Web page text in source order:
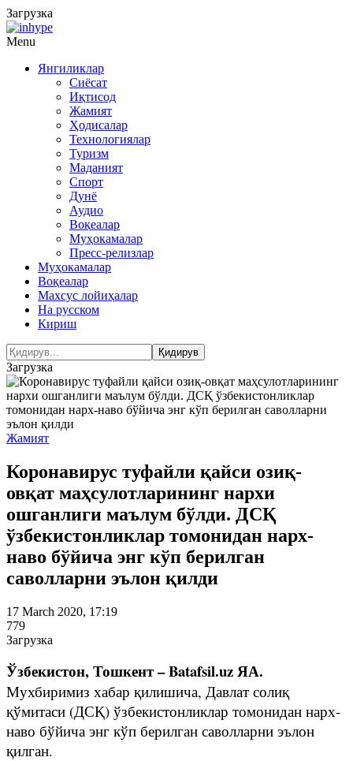
Загрузка
Menu
Янгиликлар
Сиёсат
Иқтисод
Жамият
Ҳодисалар
Технологиялар
Туризм
Маданият
Спорт
Дунё
Аудио
Воқеалар
Муҳокамалар
Пресс-релизлар
Муҳокамалар
Воқеалар
Махсус лойиҳалар
На русском
Кириш
Загрузка
Жамият
Коронавирус туфайли қайси озиқ-
овқат маҳсулотларининг нархи
ошганлиги маълум бўлди. ДСҚ
ўзбекистонликлар томонидан нарх-
наво бўйича энг кўп берилган
саволларни эълон қилди
17 March 2020, 17:19
779
Загрузка
Ўзбекистон, Тошкент – Batafsil.uz ЯА.
Мухбиримиз хабар қилишича, Давлат солиқ
қўмитаси (ДСҚ) ўзбекистонликлар томонидан нарх-
наво бўйича энг кўп берилган саволларни эълон
қилган.